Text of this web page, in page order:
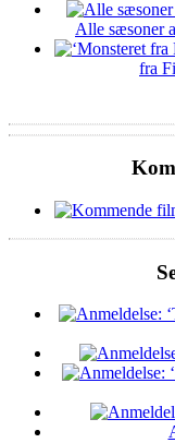
Alle sæsoner
fra